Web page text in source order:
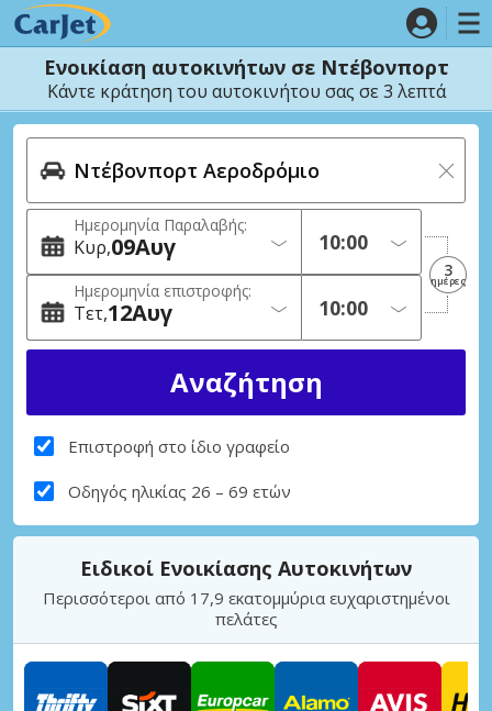
Ενοικίαση αυτοκινήτων σε Ντέβονπορτ
Κάντε κράτηση του αυτοκινήτου σας σε 3 λεπτά
Ημερομηνία Παραλαβής:
Κυρ 09Αυγ
Ημερομηνία επιστροφής:
Τετ 12Αυγ
3
ημέρες
Επιστροφή στο ίδιο γραφείο
Οδηγός ηλικίας 26 – 69 ετών
Ειδικοί Ενοικίασης Αυτοκινήτων
Περισσότεροι από 17,9 εκατομμύρια ευχαριστημένοι
πελάτες